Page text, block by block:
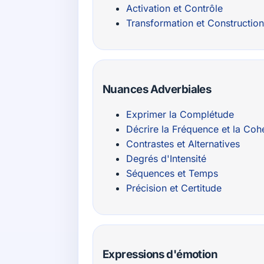
Activation et Contrôle
Transformation et Construction
Nuances Adverbiales
Exprimer la Complétude
Décrire la Fréquence et la
Contrastes et Alternatives
Degrés d'Intensité
Séquences et Temps
Précision et Certitude
Expressions d'émotion